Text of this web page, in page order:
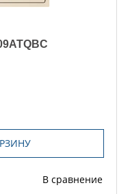
В сравнение